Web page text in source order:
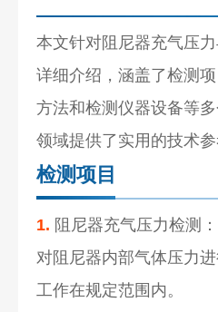
本文针对阻尼器充气压
详细介绍，涵盖了检测
方法和检测仪器设备等
领域提供了实用的技术参
检测项目
1. 阻尼器充气压力检测：
对阻尼器内部气体压力
工作在规定范围内。